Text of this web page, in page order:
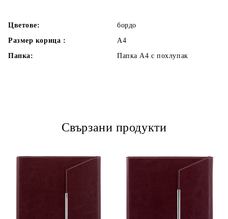
Цветове:
бордо
Размер корица :
А4
Папка:
Папка А4 с похлупак
Свързани продукти